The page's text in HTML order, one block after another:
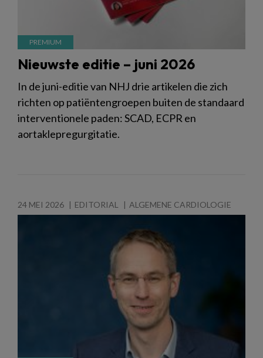
Nieuwste editie – juni 2026
In de juni-editie van NHJ drie artikelen die zich
richten op patiëntengroepen buiten de standaard
interventionele paden: SCAD, ECPR en
aortaklepregurgitatie.
24 MEI 2026 EDITORIAL ALGEMENE CARDIOLOGIE